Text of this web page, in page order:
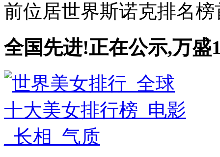
前位居世界斯诺克排名榜
全国先进!正在公示,万